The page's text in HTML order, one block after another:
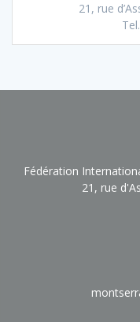
21, rue
Fédération
21, rue